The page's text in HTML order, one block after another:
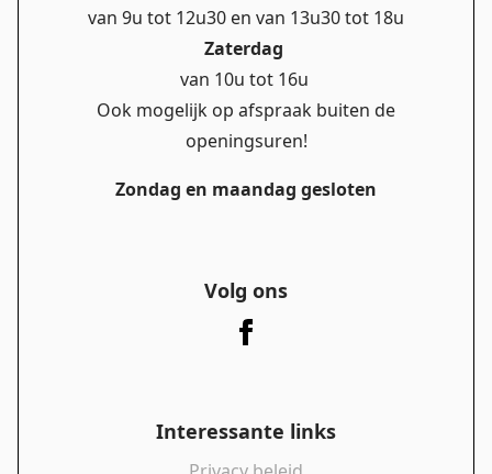
van 9u tot 12u30 en van 13u30 tot 18u
Zaterdag
van 10u tot 16u
Ook mogelijk op afspraak buiten de
openingsuren!
Zondag en maandag gesloten
Volg ons
Interessante links